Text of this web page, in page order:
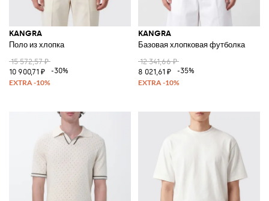
KANGRA
Поло из хлопка
15 572,57 ₽
10 900,71 ₽
-30%
KANGRA
Базовая хлопковая футболка
12 341,66 ₽
8 021,61 ₽
-35%